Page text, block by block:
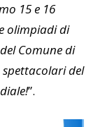
15 e 16
olimpiadi di
Comune di
spettacolari del
”.